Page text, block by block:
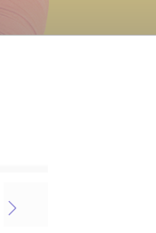
Next